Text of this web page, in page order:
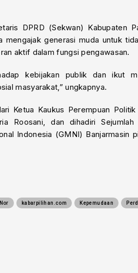
DPRD (Sekwan) Kabupaten
mengajak generasi muda untuk
aktif dalam fungsi pengawasan.
kebijakan publik dan ikut
masyarakat,” ungkapnya.
Ketua Kaukus Perempuan
Roosani, dan dihadiri Sejumlah
Indonesia (GMNI) Banjarmasin
kabarpilihan.com Kepemudaan